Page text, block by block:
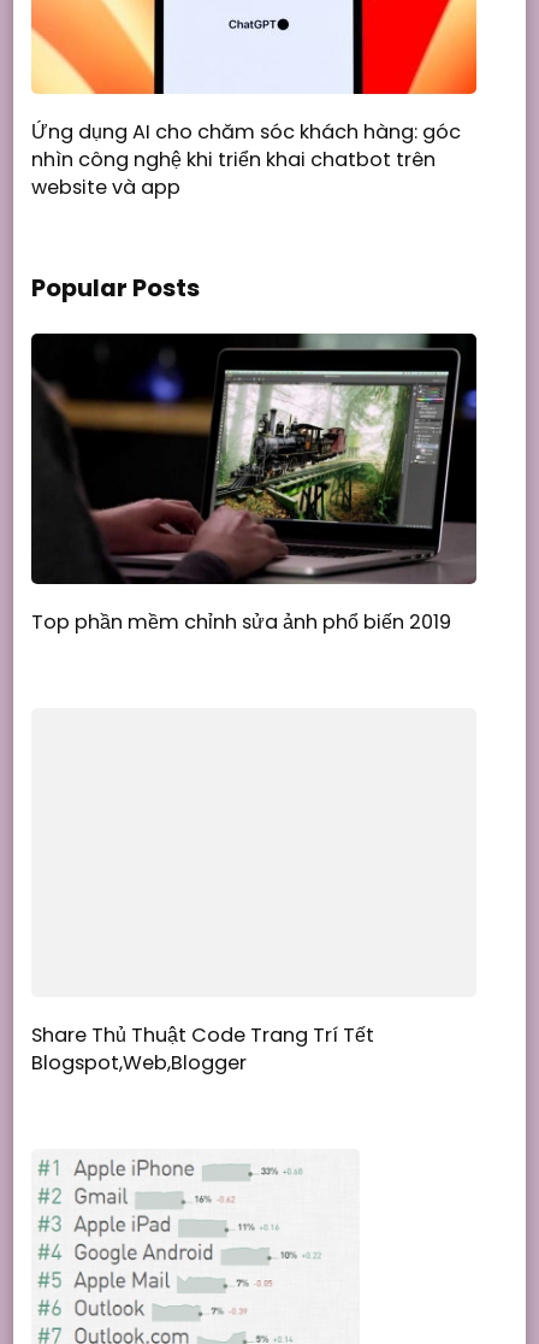
Ứng dụng AI cho chăm sóc khách hàng: góc
nhìn công nghệ khi triển khai chatbot trên
website và app
Popular Posts
Top phần mềm chỉnh sửa ảnh phổ biến 2019
Share Thủ Thuật Code Trang Trí Tết
Blogspot,Web,Blogger